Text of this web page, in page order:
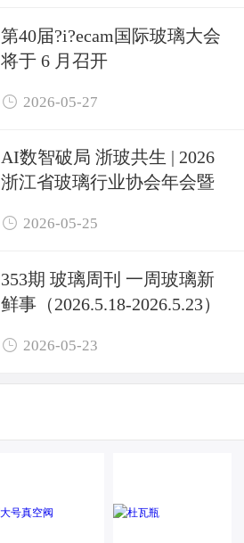
第40届?i?ecam国际玻璃大会
将于 6 月召开
 2026-05-27
AI数智破局 浙玻共生 | 2026
浙江省玻璃行业协会年会暨
办
 2026-05-25
353期 玻璃周刊 一周玻璃新
鲜事（2026.5.18-2026.5.23）
 2026-05-23